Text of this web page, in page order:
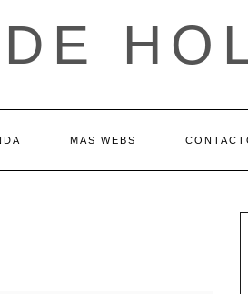
MAS WEBS